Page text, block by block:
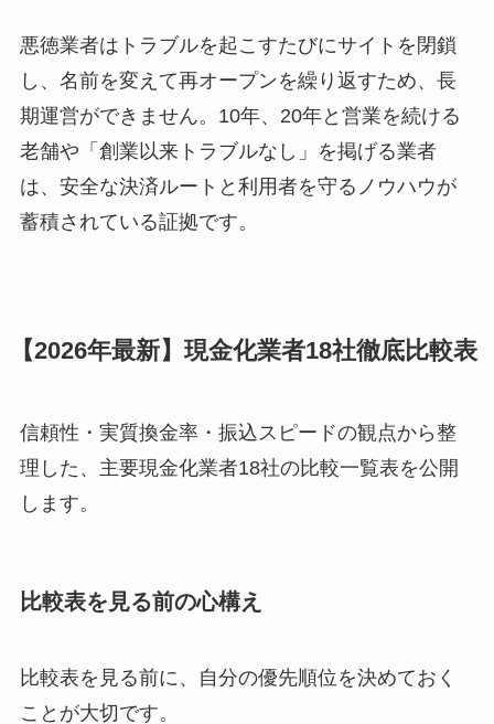
悪徳業者はトラブルを起こすたびにサイトを閉鎖
し、名前を変えて再オープンを繰り返すため、長
期運営ができません。10年、20年と営業を続ける
老舗や「創業以来トラブルなし」を掲げる業者
は、安全な決済ルートと利用者を守るノウハウが
蓄積されている証拠です。
【2026年最新】現金化業者18社徹底比較表
信頼性・実質換金率・振込スピードの観点から整
理した、主要現金化業者18社の比較一覧表を公開
します。
比較表を見る前の心構え
比較表を見る前に、自分の優先順位を決めておく
ことが大切です。